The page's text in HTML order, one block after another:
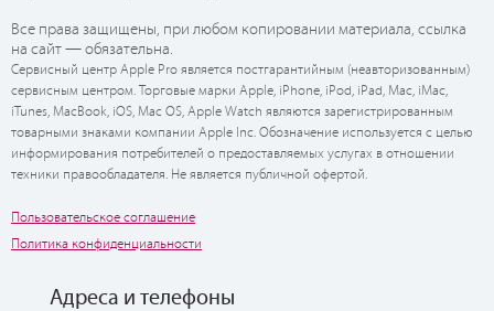
Все права защищены, при любом копировании материала, ссылка
на сайт — обязательна.
Сервисный центр Apple Pro является постгарантийным (неавторизованным)
сервисным центром. Торговые марки Apple, iPhone, iPod, iPad, Mac, iMac,
iTunes, MacBook, iOS, Mac OS, Apple Watch являются зарегистрированным
товарными знаками компании Apple Inc. Обозначение используется с целью
информирования потребителей о предоставляемых услугах в отношении
техники правообладателя. Не является публичной офертой.
Пользовательское соглашение
Политика конфиденциальности
Адреса и телефоны